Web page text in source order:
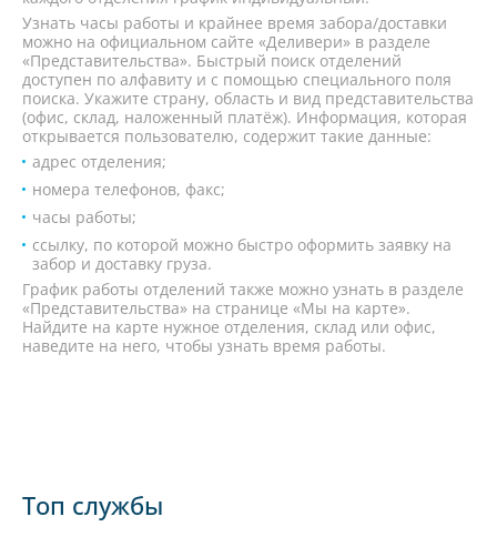
Топ службы
Узнать часы работы и крайнее время забора/доставки
можно на официальном сайте «Деливери» в разделе
«Представительства». Быстрый поиск отделений
доступен по алфавиту и с помощью специального поля
поиска. Укажите страну, область и вид представительства
(офис, склад, наложенный платёж). Информация, которая
открывается пользователю, содержит такие данные:
адрес отделения;
номера телефонов, факс;
часы работы;
ссылку, по которой можно быстро оформить заявку на
забор и доставку груза.
График работы отделений также можно узнать в разделе
«Представительства» на странице «Мы на карте».
Найдите на карте нужное отделения, склад или офис,
наведите на него, чтобы узнать время работы.